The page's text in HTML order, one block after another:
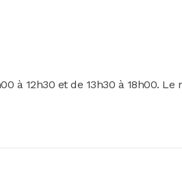
à 12h30 et de 13h30 à 18h00. Le